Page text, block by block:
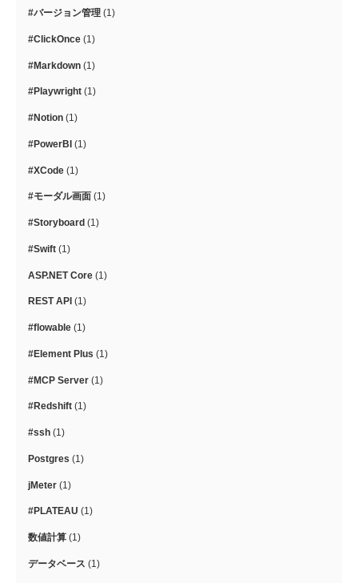
#バージョン管理 (1)
#ClickOnce (1)
#Markdown (1)
#Playwright (1)
#Notion (1)
#PowerBI (1)
#XCode (1)
#モーダル画面 (1)
#Storyboard (1)
#Swift (1)
ASP.NET Core (1)
REST API (1)
#flowable (1)
#Element Plus (1)
#MCP Server (1)
#Redshift (1)
#ssh (1)
Postgres (1)
jMeter (1)
#PLATEAU (1)
数値計算 (1)
データベース (1)